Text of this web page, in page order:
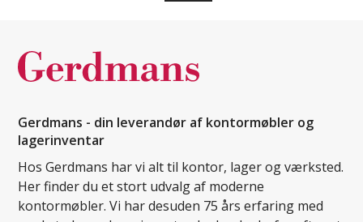
Gerdmans - din leverandør af kontormøbler og
lagerinventar
Hos Gerdmans har vi alt til kontor, lager og værksted.
Her finder du et stort udvalg af moderne
kontormøbler. Vi har desuden 75 års erfaring med